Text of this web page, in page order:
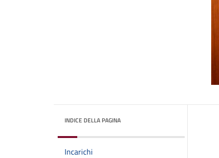
INDICE DELLA PAGINA
Incarichi